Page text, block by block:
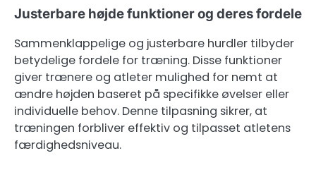
Justerbare højde funktioner og deres fordele
Sammenklappelige og justerbare hurdler tilbyder
betydelige fordele for træning. Disse funktioner
giver trænere og atleter mulighed for nemt at
ændre højden baseret på specifikke øvelser eller
individuelle behov. Denne tilpasning sikrer, at
træningen forbliver effektiv og tilpasset atletens
færdighedsniveau.